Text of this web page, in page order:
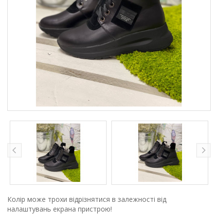
Колір може трохи відрізнятися в залежності від
налаштувань екрана пристрою!